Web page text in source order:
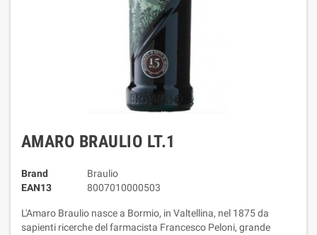
AMARO BRAULIO LT.1
Brand
Braulio
EAN13
8007010000503
L'Amaro Braulio nasce a Bormio, in Valtellina, nel 1875 da
sapienti ricerche del farmacista Francesco Peloni, grande